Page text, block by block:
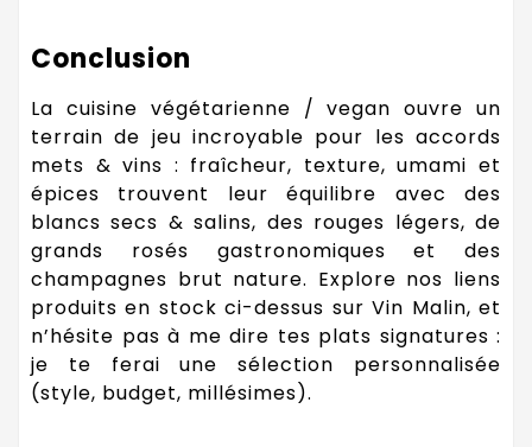
Conclusion
La cuisine végétarienne / vegan ouvre un
terrain de jeu incroyable pour les accords
mets & vins : fraîcheur, texture, umami et
épices trouvent leur équilibre avec des
blancs secs & salins, des rouges légers, de
grands rosés gastronomiques et des
champagnes brut nature. Explore nos liens
produits en stock ci-dessus sur Vin Malin, et
n’hésite pas à me dire tes plats signatures :
je te ferai une sélection personnalisée
(style, budget, millésimes).